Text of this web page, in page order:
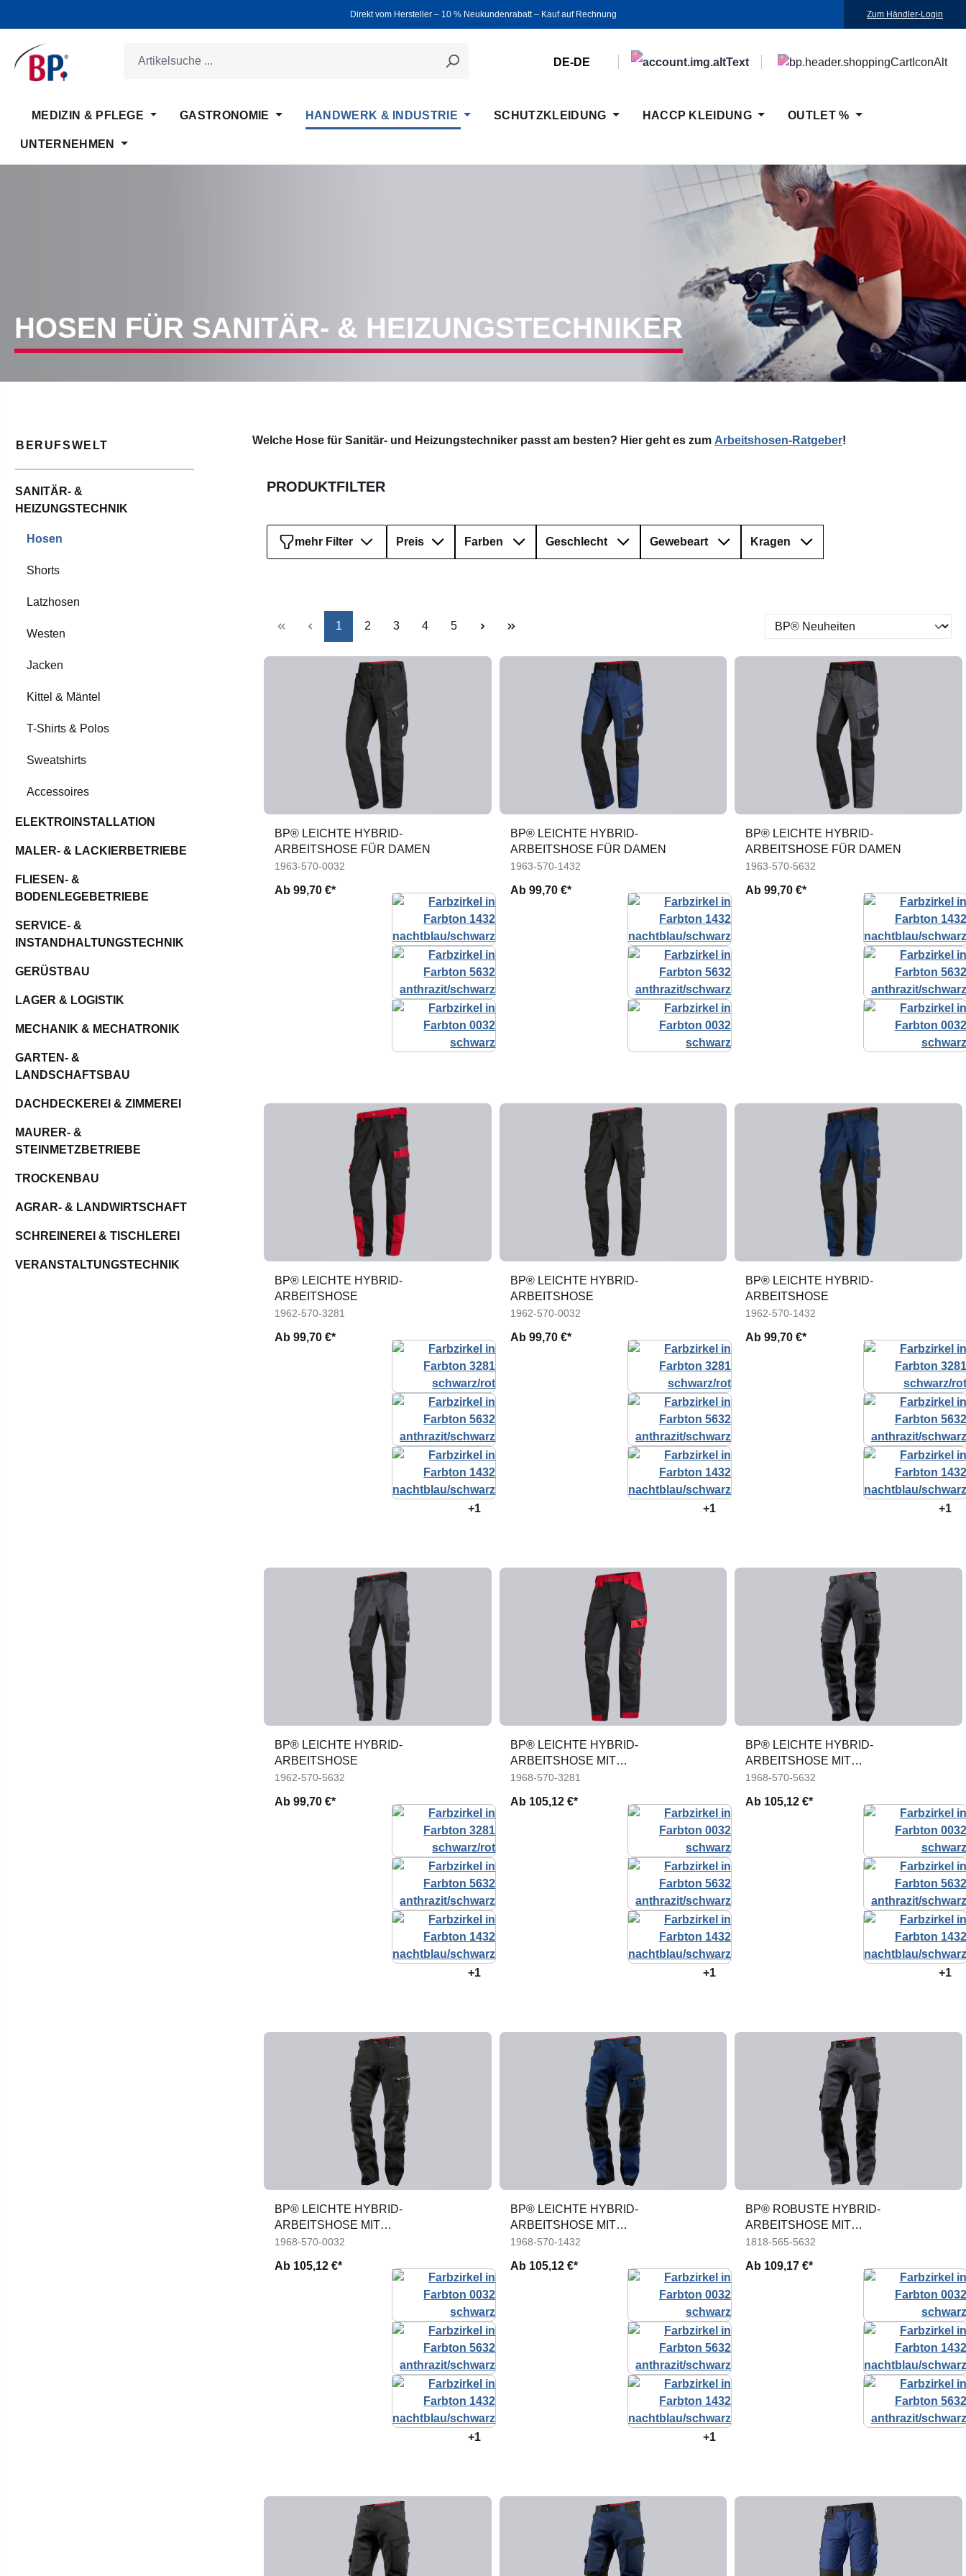
Direkt vom Hersteller ‒ 10 % Neukundenrabatt ‒ Kauf auf Rechnung Zum Händler-Login
DE-DE
MEDIZIN & PFLEGE GASTRONOMIE HANDWERK & INDUSTRIE SCHUTZKLEIDUNG HACCP KLEIDUNG OUTLET %
UNTERNEHMEN
HOSEN FÜR SANITÄR- & HEIZUNGSTECHNIKER
BERUFSWELT
SANITÄR- &
HEIZUNGSTECHNIK
Hosen
Shorts
Latzhosen
Westen
Jacken
Kittel & Mäntel
T-Shirts & Polos
Sweatshirts
Accessoires
ELEKTROINSTALLATION
MALER- & LACKIERBETRIEBE
FLIESEN- &
BODENLEGEBETRIEBE
SERVICE- &
INSTANDHALTUNGSTECHNIK
GERÜSTBAU
LAGER & LOGISTIK
MECHANIK & MECHATRONIK
GARTEN- &
LANDSCHAFTSBAU
DACHDECKEREI & ZIMMEREI
MAURER- &
STEINMETZBETRIEBE
TROCKENBAU
AGRAR- & LANDWIRTSCHAFT
SCHREINEREI & TISCHLEREI
VERANSTALTUNGSTECHNIK
Welche Hose für Sanitär- und Heizungstechniker passt am besten? Hier geht es zum Arbeitshosen-Ratgeber!
PRODUKTFILTER
Preis Farben Geschlecht Gewebeart Kragen
mehr Filter
Seite
1 Seite
2 Seite
3 Seite
4 Seite
5
BP® LEICHTE HYBRID-
ARBEITSHOSE FÜR DAMEN
1963-570-0032
Ab 99,70 €*
BP® LEICHTE HYBRID-
ARBEITSHOSE FÜR DAMEN
1963-570-1432
Ab 99,70 €*
BP® LEICHTE HYBRID-
ARBEITSHOSE FÜR DAMEN
1963-570-5632
Ab99,70 €*
BP® LEICHTE HYBRID-
ARBEITSHOSE
1962-570-3281
Ab 99,70 €*
+1
BP® LEICHTE HYBRID-
ARBEITSHOSE
1962-570-0032
Ab 99,70 €*
+1
BP® LEICHTE HYBRID-
ARBEITSHOSE
1962-570-1432
Ab99,70 €*
+1
BP® LEICHTE HYBRID-
ARBEITSHOSE
1962-570-5632
Ab 99,70 €*
+1
BP® LEICHTE HYBRID-
ARBEITSHOSE MIT
KNIEPOLSTERTASCHEN
1968-570-3281
Ab 105,12 €*
+1
BP® LEICHTE HYBRID-
ARBEITSHOSE MIT
KNIEPOLSTERTASCHEN
1968-570-5632
Ab 105,12 €*
+1
BP® LEICHTE HYBRID-
ARBEITSHOSE MIT
KNIEPOLSTERTASCHEN
1968-570-0032
Ab 105,12 €*
+1
BP® LEICHTE HYBRID-
ARBEITSHOSE MIT
KNIEPOLSTERTASCHEN
1968-570-1432
Ab 105,12 €*
+1
BP® ROBUSTE HYBRID-
ARBEITSHOSE MIT
KNIEPOLSTERTASCHEN
1818-565-5632
Ab 109,17 €*